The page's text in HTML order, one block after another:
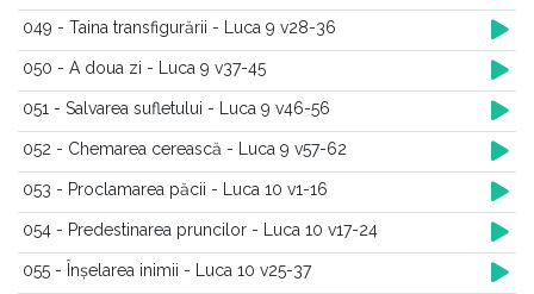
049 - Taina transfigurării - Luca 9 v28-36
050 - A doua zi - Luca 9 v37-45
051 - Salvarea sufletului - Luca 9 v46-56
052 - Chemarea cerească - Luca 9 v57-62
053 - Proclamarea păcii - Luca 10 v1-16
054 - Predestinarea pruncilor - Luca 10 v17-24
055 - Înșelarea inimii - Luca 10 v25-37